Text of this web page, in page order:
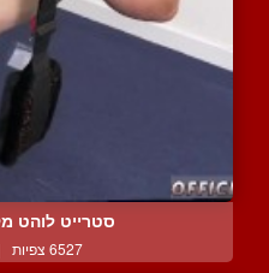
סטרייט לוהט
6527 צפיות